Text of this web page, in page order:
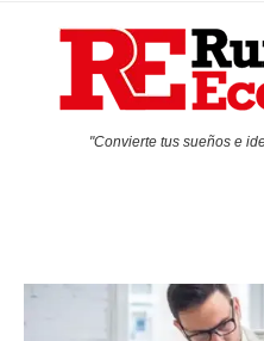
"Convierte tus sueños e